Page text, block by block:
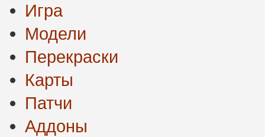
Игра
Модели
Перекраски
Карты
Патчи
Аддоны